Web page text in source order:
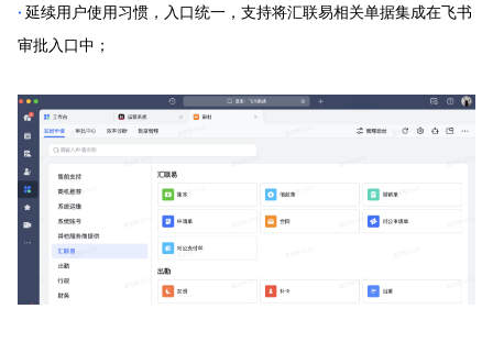
· 延续用户使用习惯，入口统一，支持将汇联易相关单据集成在飞书
审批入口中；